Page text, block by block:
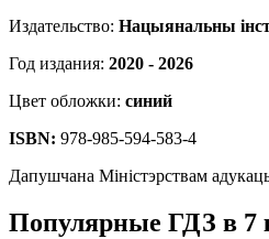
Издательство: Нацыянальны
Год издания: 2020 - 2026
Цвет обложки: синий
ISBN: 978-985-594-583-4
Дапушчана Міністэрствам
Популярные ГДЗ в 7